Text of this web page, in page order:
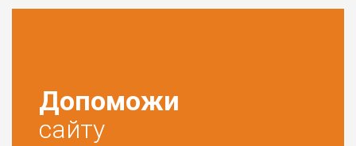
Допоможи
сайту